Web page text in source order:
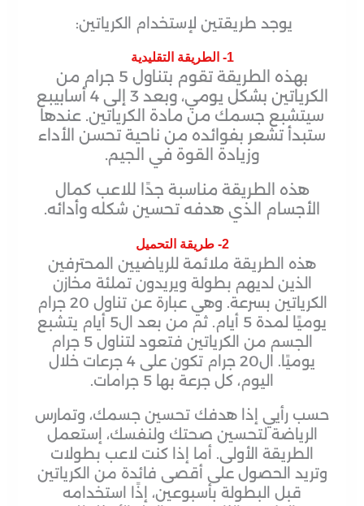
يوجد طريقتين لإستخدام الكرياتين:
1- الطريقة التقليدية
بهذه الطريقة تقوم بتناول 5 جرام من
الكرياتين بشكل يومي، وبعد 3 إلى 4 أسابيبع
سيتشبع جسمك من مادة الكرياتين. عندها
ستبدأ تشعر بفوائده من ناحية تحسن الأداء
وزيادة القوة في الجيم.
هذه الطريقة مناسبة جدًا للاعب كمال
الأجسام الذي هدفه تحسين شكله وأدائه.
2- طريقة التحميل
هذه الطريقة ملائمة للرياضيين المحترفين
الذين لديهم بطولة ويريدون تملئة مخازن
الكرياتين بسرعة. وهي عبارة عن تناول 20 جرام
يوميًا لمدة 5 أيام. ثم من بعد ال5 أيام يتشبع
الجسم من الكرياتين فتعود لتناول 5 جرام
يوميًا. ال20 جرام تكون على 4 جرعات خلال
اليوم، كل جرعة بها 5 جرامات.
حسب رأيي إذا هدفك تحسين جسمك، وتمارس
الرياضة لتحسين صحتك ولنفسك، إستعمل
الطريقة الأولى. أما إذا كنت لاعب بطولات
وتريد الحصول على أقصى فائدة من الكرياتين
قبل البطولة بأسبوعين، إذًا استخدامه